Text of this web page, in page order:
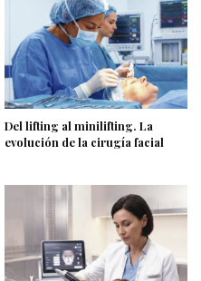
Del lifting al minilifting. La
evolución de la cirugía facial